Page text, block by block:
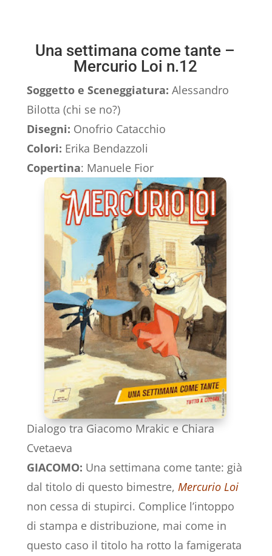
Una settimana come tante –
Mercurio Loi n.12
Soggetto e Sceneggiatura: Alessandro
Bilotta (chi se no?)
Disegni: Onofrio Catacchio
Colori: Erika Bendazzoli
Copertina: Manuele Fior
Dialogo tra Giacomo Mrakic e Chiara
Cvetaeva
GIACOMO: Una settimana come tante: già
dal titolo di questo bimestre, Mercurio Loi
non cessa di stupirci. Complice l’intoppo
di stampa e distribuzione, mai come in
questo caso il titolo ha rotto la famigerata